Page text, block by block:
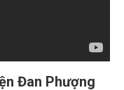
Đan Phượng